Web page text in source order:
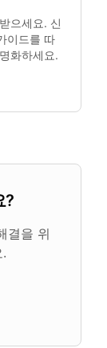
으세요. 신
이드를 따
화하세요.
?
결을 위